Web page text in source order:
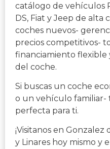
catálogo de vehículos
DS, Fiat y Jeep de alta
coches nuevos-
precios competitivos-
financiamiento flexible
del coche.
Si buscas un coche
o un vehículo familiar-
perfecta para ti.
¡Visitanos en
y Linares hoy mismo y